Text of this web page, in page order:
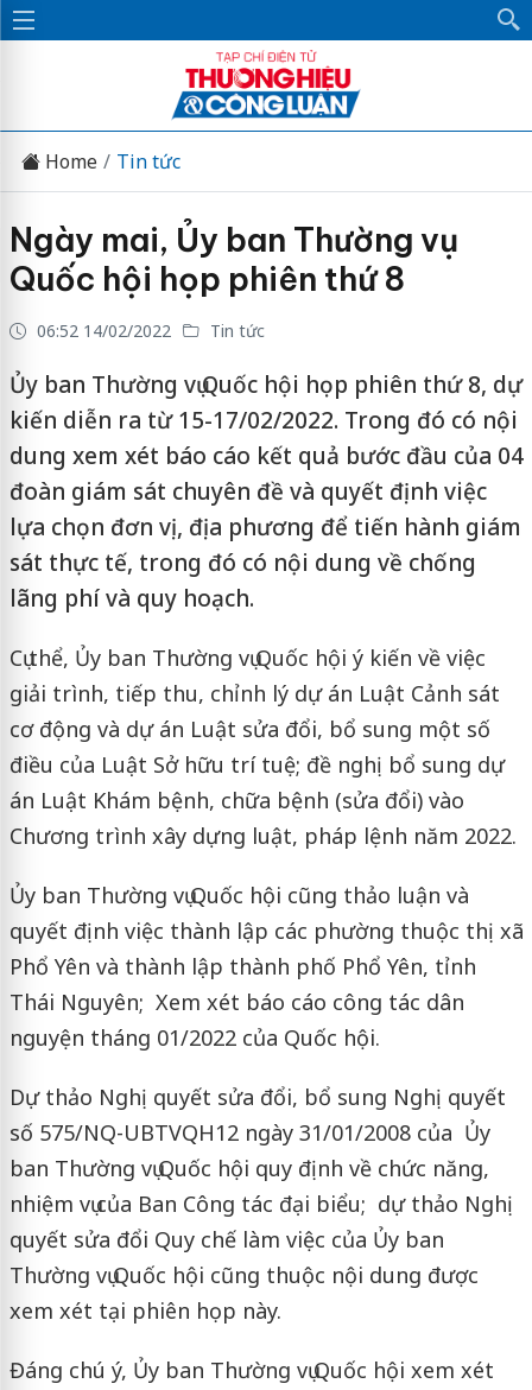
Home Tin tức
Ngày mai, Ủy ban Thường vụ
Quốc hội họp phiên thứ 8
06:52 14/02/2022 Tin tức
Ủy ban Thường vụ Quốc hội họp phiên thứ 8, dự
kiến diễn ra từ 15-17/02/2022. Trong đó có nội
dung xem xét báo cáo kết quả bước đầu của 04
đoàn giám sát chuyên đề và quyết định việc
lựa chọn đơn vị, địa phương để tiến hành giám
sát thực tế, trong đó có nội dung về chống
lãng phí và quy hoạch.
Cụ thể, Ủy ban Thường vụ Quốc hội ý kiến về việc
giải trình, tiếp thu, chỉnh lý dự án Luật Cảnh sát
cơ động và dự án Luật sửa đổi, bổ sung một số
điều của Luật Sở hữu trí tuệ; đề nghị bổ sung dự
án Luật Khám bệnh, chữa bệnh (sửa đổi) vào
Chương trình xây dựng luật, pháp lệnh năm 2022.
Ủy ban Thường vụ Quốc hội cũng thảo luận và
quyết định việc thành lập các phường thuộc thị xã
Phổ Yên và thành lập thành phố Phổ Yên, tỉnh
Thái Nguyên; Xem xét báo cáo công tác dân
nguyện tháng 01/2022 của Quốc hội.
Dự thảo Nghị quyết sửa đổi, bổ sung Nghị quyết
số 575/NQ-UBTVQH12 ngày 31/01/2008 của Ủy
ban Thường vụ Quốc hội quy định về chức năng,
nhiệm vụ của Ban Công tác đại biểu; dự thảo Nghị
quyết sửa đổi Quy chế làm việc của Ủy ban
Thường vụ Quốc hội cũng thuộc nội dung được
xem xét tại phiên họp này.
Đáng chú ý, Ủy ban Thường vụ Quốc hội xem xét